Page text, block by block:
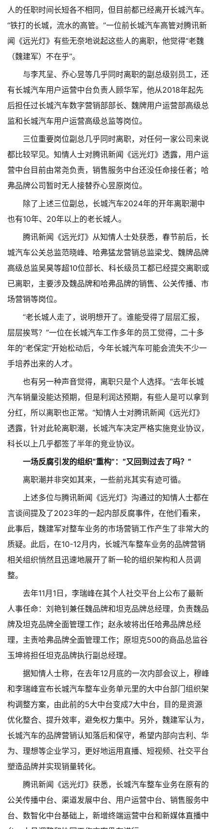
人的任职时间长短各不相同，但目前都已经离开长城汽车。
“铁打的长城，流水的高管。”一位前长城汽车高管对腾讯新
闻《远光灯》有些无奈地说起这些人的离职，他觉得“老魏
（魏建军）不在乎”。
与李芃呈、乔心昱等几乎同时离职的副总级别员工，还
有长城汽车用户运营中台负责人顾华军，他从2018年起先
后担任过长城汽车数字营销部部长、魏牌用户运营部高级总
监和长城汽车用户运营高级总监等岗位。
三位重要岗位副总几乎同时离职，对任何一家公司来说
都比较罕见。知情人士对腾讯新闻《远光灯》透露，用户运
营中台目前由常尧负责，销售服务中台还没任命接任者；哈
弗品牌公司暂时无人接替乔心昱原岗位。
除了上述三位副总，长城汽车2024年的开年离职潮中
也有10年、20年以上的老长城人。
腾讯新闻《远光灯》从知情人士处获悉，春节前后，长
城汽车公关总监范晓峰、哈弗猛龙营销总监梁戈、魏牌品牌
高级总监吴昊等超10位部长、科长级员工都已经提交离职或
已离职，主要涉及魏品牌和哈弗品牌的销售、公关传播、市
场营销等岗位。
“老长城人走了，说明想开了。谁能受得了层层汇报，
层层挨骂？”一位在长城汽车工作多年的员工觉得，二十多
年的“老保定”开始松动后，今年长城汽车可能会流失不少一
手培养出来的人才。
也有另一种声音觉得，离职只是个人选择。“去年长城
汽车销量没能达预期，但是利润达预期，有些人是可以拿到
分红，所以离职也正常。”知情人士对腾讯新闻《远光灯》
透露，针对此轮离职潮，长城汽车决定严格实施竞业协议，
科长以上几乎都签了半年的竞业协议。
一场反腐引发的组织“重构”：“又回到过去了吗？”
离职潮并非突如其来，一些前兆其实有迹可循。
上述多位与腾讯新闻《远光灯》沟通过的知情人士都在
言谈间提及了2023年的一起内部反腐事件，在他们看来，
此事后，魏建军对整车业务的市场营销工作产生了非常大的
质疑。此后，在10-12月内，长城汽车整车业务的品牌营销
相关组织悄然且迅速地展开了新一轮的组织架构和人员调
整。
去年11月1日，李瑞峰在其个人社交平台上公布了最新
人事任命：刘艳钊兼任魏品牌和坦克品牌总经理，负责魏品
牌及坦克品牌全面管理工作；赵永坡将出任哈弗品牌总经
理，主责哈弗品牌全面管理工作；原坦克500的商品总监谷
玉坤将担任坦克品牌执行副总经理。
据知情人士称，在去年12月底的一次内部会议上，穆峰
和李瑞峰宣布长城汽车整车业务单元里的大中台部门组织架
构调整方案，由此前的5大中台变成7大中台，目的是资源
优化整合、提升效率，避免权力集中。另外，魏建军认为，
长城汽车的品牌营销认知落后和保守，希望内部向吉利、华
为、理想等企业学习，更好地运用直播、短视频、社交平台
塑造品牌并实现销量转化。
腾讯新闻《远光灯》获悉，长城汽车整车业务在原有的
公关传播中台、渠道发展中台、用户运营中台、销售服务中
台、数智化中台基础上，新增终端运营中台和新媒体直播中